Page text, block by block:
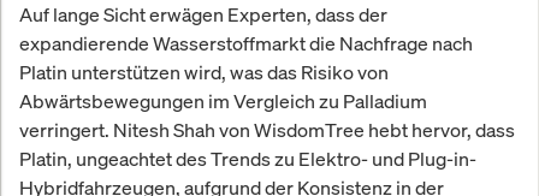
Auf lange Sicht erwägen Experten, dass der
expandierende Wasserstoffmarkt die Nachfrage nach
Platin unterstützen wird, was das Risiko von
Abwärtsbewegungen im Vergleich zu Palladium
verringert. Nitesh Shah von WisdomTree hebt hervor, dass
Platin, ungeachtet des Trends zu Elektro- und Plug-in-
Hybridfahrzeugen, aufgrund der Konsistenz in der